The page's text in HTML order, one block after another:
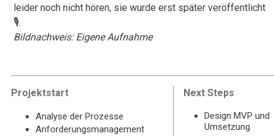
leider noch nicht hören, sie wurde erst später veröffentlicht
🎙.
Bildnachweis: Eigene Aufnahme
Projektstart Next Steps
Analyse der Prozesse
Anforderungsmanagement
Design MVP und
Umsetzung